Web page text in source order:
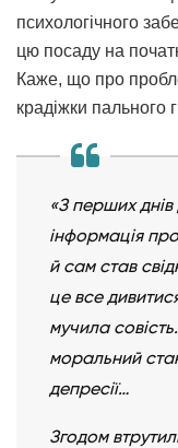
психологічного
цю посаду на
Каже, що про
крадіжки пального
«З перших
інформація
й сам став
це все
мучила
моральний
депресії…
Згодом